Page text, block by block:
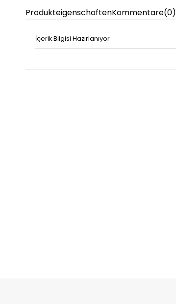
ProdukteigenschaftenKommentare(0)
İçerik Bilgisi Hazırlanıyor